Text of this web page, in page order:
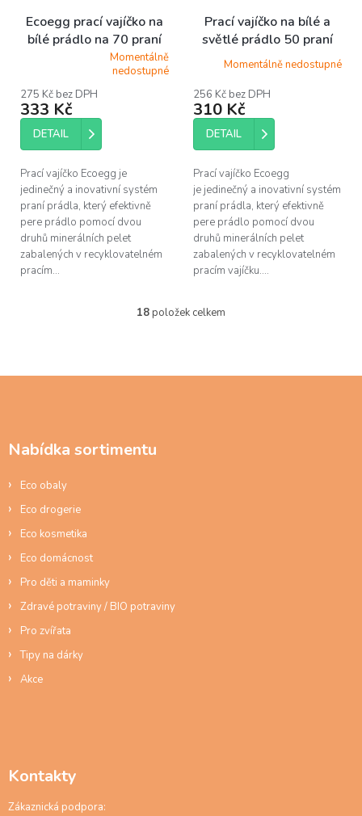
Ecoegg prací vajíčko na
bílé prádlo na 70 praní
vůně levandule
produktu
je
4,9
5
Momentálně
nedostupné
275 Kč bez DPH
333 Kč
DETAIL
Prací vajíčko Ecoegg je
jedinečný a inovativní systém
praní prádla, který efektivně
pere prádlo pomocí dvou
druhů minerálních pelet
zabalených v recyklovatelném
pracím...
Prací vajíčko na bílé a
světlé prádlo 50 praní
Jarní květy
Momentálně nedostupné
256 Kč bez DPH
310 Kč
DETAIL
Prací vajíčko Ecoegg
je jedinečný a inovativní systém
praní prádla, který efektivně
pere prádlo pomocí dvou
druhů minerálních pelet
zabalených v recyklovatelném
pracím vajíčku....
O
d
18 položek celkem
Nabídka sortimentu
Eco obaly
Eco drogerie
Eco kosmetika
Eco domácnost
Pro děti a maminky
Zdravé potraviny / BIO potraviny
Pro zvířata
Tipy na dárky
Akce
Kontakty
Zákaznická podpora: